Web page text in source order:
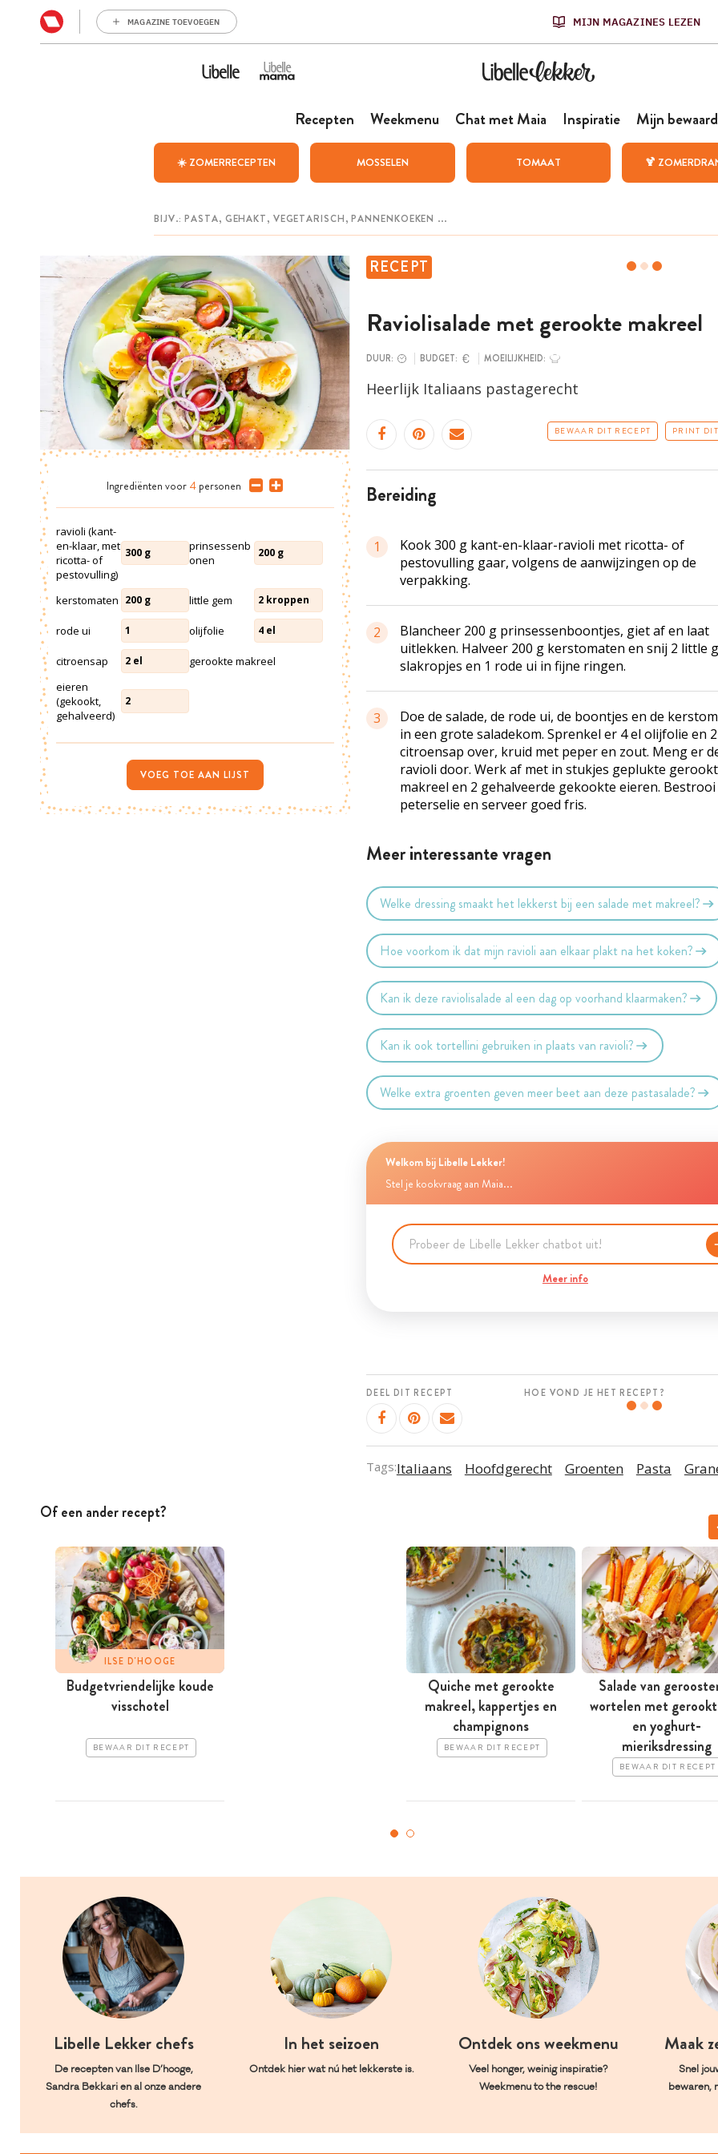
MAGAZINE TOEVOEGEN MIJN MAGAZINES LEZEN
Recepten Weekmenu Chat met Maia Inspiratie Mijn
☀️ ZOMERRECEPTEN MOSSELEN TOMAAT 🍹
RECEPT
Raviolisalade met gerookte makreel
DUUR: BUDGET: MOEILIJKHEID:
Heerlijk Italiaans pastagerecht
BEWAAR DIT RECEPT PRINT
bereiding
1
Kook 300 g kant-en-klaar-ravioli met ricotta- of
pestovulling gaar, volgens de aanwijzingen op de
verpakking.
2
Blancheer 200 g prinsessenboontjes, giet af en laat
uitlekken. Halveer 200 g kerstomaten en snij 2 little
slakropjes en 1 rode ui in fijne ringen.
3
Doe de salade, de rode ui, de boontjes en de
in een grote saladekom. Sprenkel er 4 el olijfolie en
citroensap over, kruid met peper en zout. Meng er
ravioli door. Werk af met in stukjes geplukte
makreel en 2 gehalveerde gekookte eieren.
peterselie en serveer goed fris.
Meer interessante vragen
Welke dressing smaakt het lekkerst bij een salade met makreel?
Hoe voorkom ik dat mijn ravioli aan elkaar plakt na het koken?
Kan ik deze raviolisalade al een dag op voorhand klaarmaken?
Kan ik ook tortellini gebruiken in plaats van ravioli?
Welke extra groenten geven meer beet aan deze pastasalade?
Welkom bij Libelle Lekker!
Stel je kookvraag aan Maia...
Meer info
DEEL DIT RECEPT HOE VOND JE HET RECEPT?
Tags:Italiaans Hoofdgerecht Groenten Pasta
Ingrediënten voor 4 personen
ravioli (kant-
en-klaar, met
ricotta- of
pestovulling)
300 g
prinsessenb
onen
200 g
kerstomaten 200 g little gem 2 kroppen
rode ui 1 olijfolie 4 el
citroensap 2 el
gerookte makreel
eieren
(gekookt,
gehalveerd)
2
VOEG TOE AAN LIJST
Of een ander recept?
ILSE D'HOOGE
Budgetvriendelijke koude
visschotel
BEWAAR DIT RECEPT
Quiche met gerookte
makreel, kappertjes en
champignons
BEWAAR DIT RECEPT
Salade van
wortelen met
en yoghurt-
mieriksdressing
BEWAAR DIT RECEPT
Libelle Lekker chefs
De recepten van Ilse D’hooge,
Sandra Bekkari en al onze andere
chefs.
In het seizoen
Ontdek hier wat nú het lekkerste is.
Ontdek ons weekmenu
Veel honger, weinig inspiratie?
Weekmenu to the rescue!
Maak
Snel
bewaren,